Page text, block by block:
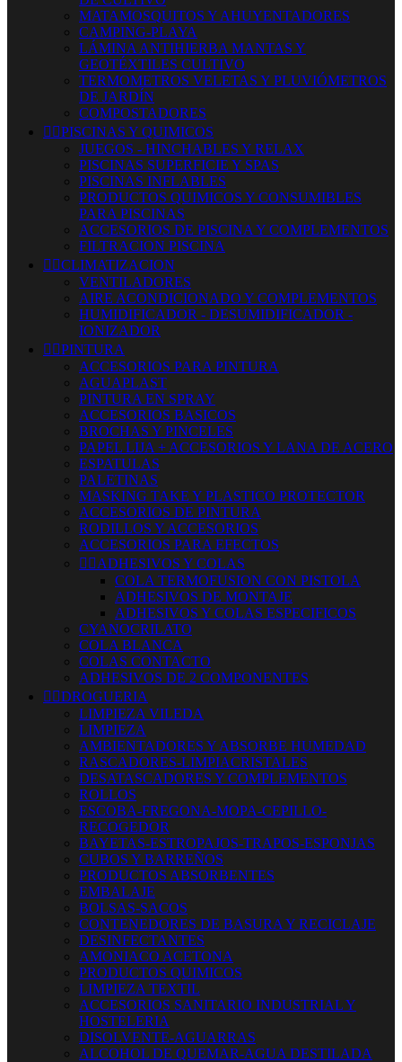
MATAMOSQUITOS Y AHUYENTADORES
CAMPING-PLAYA
LÁMINA ANTIHIERBA MANTAS Y
GEOTÉXTILES CULTIVO
TERMOMETROS VELETAS Y PLUVIÓMETROS
DE JARDÍN
COMPOSTADORES
 PISCINAS Y QUIMICOS
JUEGOS - HINCHABLES Y RELAX
PISCINAS SUPERFICIE Y SPAS
PISCINAS INFLABLES
PRODUCTOS QUIMICOS Y CONSUMIBLES
PARA PISCINAS
ACCESORIOS DE PISCINA Y COMPLEMENTOS
FILTRACION PISCINA
 CLIMATIZACION
VENTILADORES
AIRE ACONDICIONADO Y COMPLEMENTOS
HUMIDIFICADOR - DESUMIDIFICADOR -
IONIZADOR
 PINTURA
ACCESORIOS PARA PINTURA
AGUAPLAST
PINTURA EN SPRAY
ACCESORIOS BASICOS
BROCHAS Y PINCELES
PAPEL LIJA + ACCESORIOS Y LANA DE ACERO
ESPATULAS
PALETINAS
MASKING TAKE Y PLASTICO PROTECTOR
ACCESORIOS DE PINTURA
RODILLOS Y ACCESORIOS
ACCESORIOS PARA EFECTOS
 ADHESIVOS Y COLAS
COLA TERMOFUSION CON PISTOLA
ADHESIVOS DE MONTAJE
ADHESIVOS Y COLAS ESPECIFICOS
CYANOCRILATO
COLA BLANCA
COLAS CONTACTO
ADHESIVOS DE 2 COMPONENTES
 DROGUERIA
LIMPIEZA VILEDA
LIMPIEZA
AMBIENTADORES Y ABSORBE HUMEDAD
RASCADORES-LIMPIACRISTALES
DESATASCADORES Y COMPLEMENTOS
ROLLOS
ESCOBA-FREGONA-MOPA-CEPILLO-
RECOGEDOR
BAYETAS-ESTROPAJOS-TRAPOS-ESPONJAS
CUBOS Y BARREÑOS
PRODUCTOS ABSORBENTES
EMBALAJE
BOLSAS-SACOS
CONTENEDORES DE BASURA Y RECICLAJE
DESINFECTANTES
AMONIACO ACETONA
PRODUCTOS QUIMICOS
LIMPIEZA TEXTIL
ACCESORIOS SANITARIO INDUSTRIAL Y
HOSTELERIA
DISOLVENTE-AGUARRAS
ALCOHOL DE QUEMAR-AGUA DESTILADA